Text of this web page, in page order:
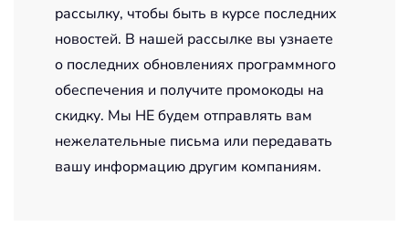
рассылку, чтобы быть в курсе последних
новостей. В нашей рассылке вы узнаете
о последних обновлениях программного
обеспечения и получите промокоды на
скидку. Мы НЕ будем отправлять вам
нежелательные письма или передавать
вашу информацию другим компаниям.